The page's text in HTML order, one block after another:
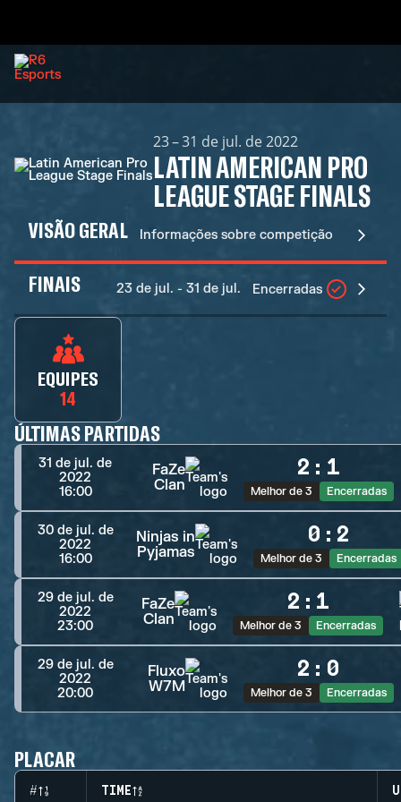
23 – 31 de jul. de 2022
LATIN AMERICAN PRO
LEAGUE STAGE FINALS
VISÃO GERAL Informações sobre competição
FINAIS 23 de jul. - 31 de jul. Encerradas
EQUIPES
14
ÚLTIMAS PARTIDAS
31 de jul. de
2022
16:00
FaZe
Clan
2 : 1
Melhor de 3 Encerradas
30 de jul. de
2022
16:00
Ninjas in
Pyjamas
0 : 2
Melhor de 3 Encerradas
29 de jul. de
2022
23:00
FaZe
Clan
2 : 1
Melhor de 3 Encerradas
29 de jul. de
2022
20:00
Fluxo
W7M
2 : 0
Melhor de 3 Encerradas
PLACAR
# TIME